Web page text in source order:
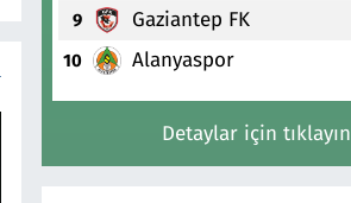
9 Gaziantep FK
10 Alanyaspor
Detaylar için tıklayın